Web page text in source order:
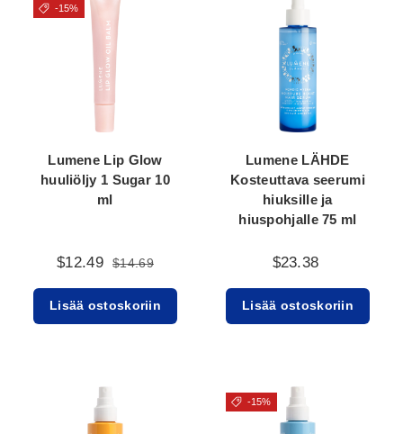
-15%
Lumene Lip Glow
huuliöljy 1 Sugar 10
ml
$12.49 $14.69
Lisää ostoskoriin
Lumene LÄHDE
Kosteuttava seerumi
hiuksille ja
hiuspohjalle 75 ml
$23.38
Lisää ostoskoriin
-15%